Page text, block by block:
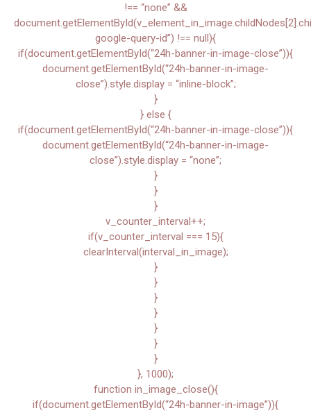
!== “none” &&
google-query-id”) !== null){
if(document.getElementById(“24h-banner-in-image-close”)){
document.getElementById(“24h-banner-in-image-
close”).style.display = “inline-block”;
}
} else {
if(document.getElementById(“24h-banner-in-image-close”)){
document.getElementById(“24h-banner-in-image-
close”).style.display = “none”;
}
}
}
v_counter_interval++;
if(v_counter_interval === 15){
clearInterval(interval_in_image);
}
}
}
}
}
}
}
}, 1000);
function in_image_close(){
if(document.getElementById(“24h-banner-in-image”)){